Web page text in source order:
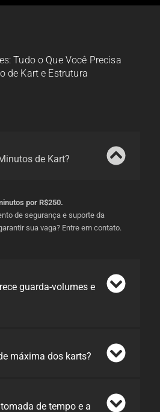
Tudo o Que Você Precisa
de Kart e Estrutura
de Kart?
por R$250.
de segurança e suporte da
sua vaga? Entre em contato.
guarda-volumes e
máxima dos karts?
de tempo e a